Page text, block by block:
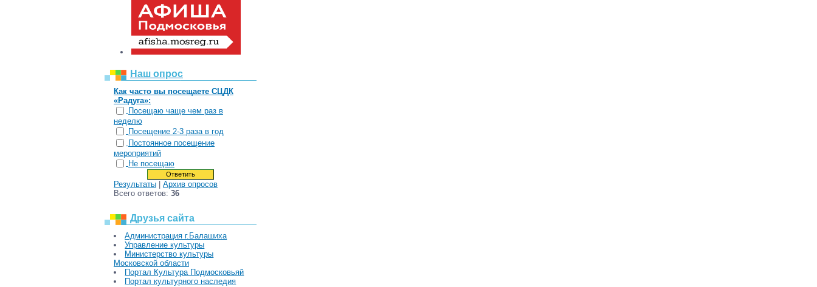
Наш опрос
Как часто вы посещаете СЦДК
«Радуга»:
Посещаю чаще чем раз в
неделю
Посещение 2-3 раза в год
Постоянное посещение
мероприятий
Не посещаю
Результаты
Архив опросов
Всего ответов: 36
Друзья сайта
Администрация г.Балашиха
Управление культуры
Министерство культуры
Московской области
Портал Культура Подмосковьяй
Портал культурного наследия